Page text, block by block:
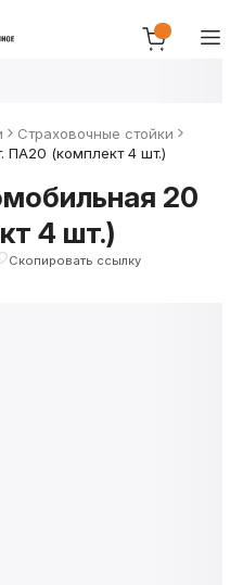
Страховочные стойки
ПА20 (комплект 4 шт.)
20
4 шт.)
Скопировать ссылку